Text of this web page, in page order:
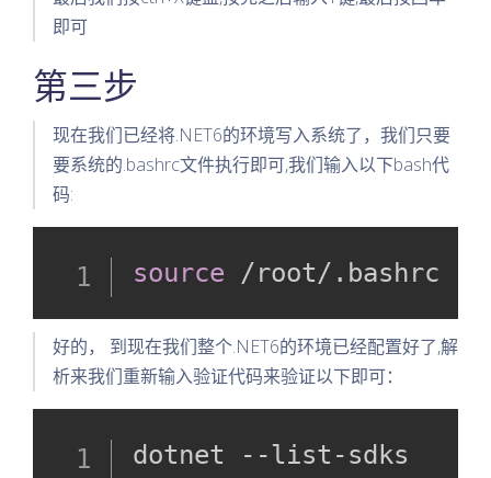
即可
第三步
现在我们已经将.NET6的环境写入系统了，我们只要
要系统的.bashrc文件执行即可,我们输入以下bash代
码:
source /root/.bashrc
好的， 到现在我们整个.NET6的环境已经配置好了,解
析来我们重新输入验证代码来验证以下即可：
dotnet --list-sdks